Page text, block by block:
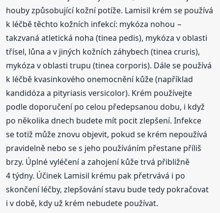
houby způsobující kožní potíže. Lamisil krém se používá
k léčbě těchto kožních infekcí: mykóza nohou −
takzvaná atletická noha (tinea pedis), mykóza v oblasti
třísel, lůna a v jiných kožních záhybech (tinea cruris),
mykóza v oblasti trupu (tinea corporis). Dále se používá
k léčbě kvasinkového onemocnění kůže (například
kandidóza a pityriasis versicolor). Krém používejte
podle doporučení po celou předepsanou dobu, i když
po několika dnech budete mít pocit zlepšení. Infekce
se totiž může znovu objevit, pokud se krém nepoužívá
pravidelně nebo se s jeho používáním přestane příliš
brzy. Úplné vyléčení a zahojení kůže trvá přibližně
4 týdny. Účinek Lamisil krému pak přetrvává i po
skončení léčby, zlepšování stavu bude tedy pokračovat
i v době, kdy už krém nebudete používat.